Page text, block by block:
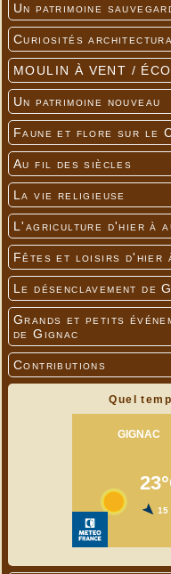
Un patrimoine
Curiosités
MOULIN À VENT /
Un patrimoine nouveau
Faune et flore sur le
Au fil des siècles
La vie religieuse
L'agriculture d'hier à
Fêtes et loisirs d'hier
Le désenclavement de
Grands et petits
de Gignac
Contributions
Quel